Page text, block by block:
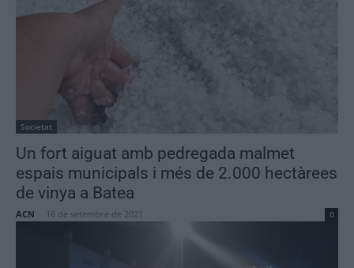
Societat
Un fort aiguat amb pedregada malmet
espais municipals i més de 2.000 hectàrees
de vinya a Batea
ACN 16 de setembre de 2021 0